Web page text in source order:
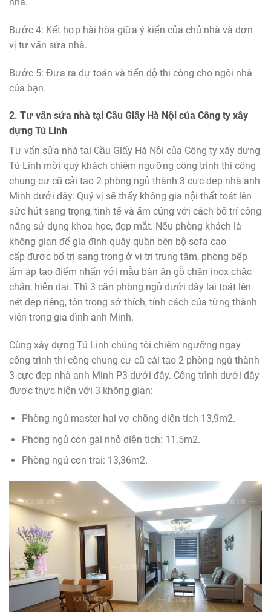
Bước 4: Kết hợp hài hòa giữa ý kiến của chủ nhà và đơn
vị tư vấn sửa nhà.
Bước 5: Đưa ra dự toán và tiến độ thi công cho ngôi nhà
của bạn.
2. Tư vấn sửa nhà tại Cầu Giấy Hà Nội của Công ty xây
dựng Tú Linh
Tư vấn sửa nhà tại Cầu Giấy Hà Nội của Công ty xây dựng
Tú Linh mời quý khách chiêm ngưỡng công trình thi công
chung cư cũ cải tạo 2 phòng ngủ thành 3 cực đẹp nhà anh
Minh dưới đây. Quý vị sẽ thấy không gia nội thất toát lên
sức hút sang trọng, tinh tế và ấm cúng với cách bố trí công
năng sử dụng khoa học, đẹp mắt. Nếu phòng khách là
không gian để gia đình quây quần bên bộ sofa cao
cấp được bố trí sang trọng ở vị trí trung tâm, phòng bếp
ấm áp tạo điểm nhấn với mẫu bàn ăn gỗ chân inox chắc
chắn, hiện đại. Thì 3 căn phòng ngủ dưới đây lại toát lên
nét đẹp riêng, tôn trọng sở thích, tính cách của từng thành
viên trong gia đình anh Minh.
Cùng xây dựng Tú Linh chúng tôi chiêm ngưỡng ngay
công trình thi công chung cư cũ cải tạo 2 phòng ngủ thành
3 cực đẹp nhà anh Minh P3 dưới đây. Công trình dưới đây
được thực hiện với 3 không gian:
Phòng ngủ master hai vợ chồng diện tích 13,9m2.
Phòng ngủ con gái nhỏ diện tích: 11.5m2.
Phòng ngủ con trai: 13,36m2.